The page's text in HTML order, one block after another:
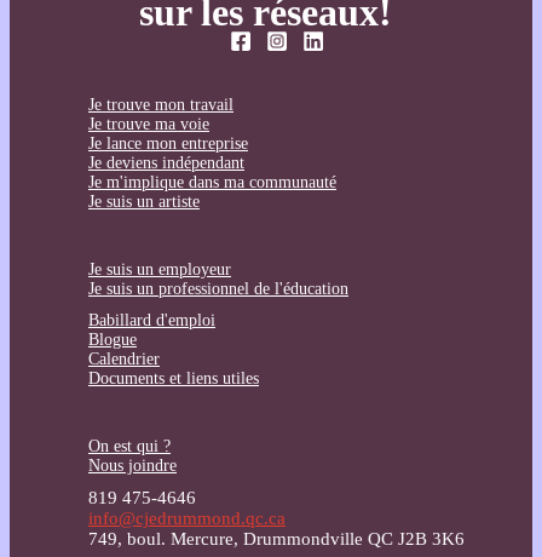
sur les réseaux!
Je trouve mon travail
Je trouve ma voie
Je lance mon entreprise
Je deviens indépendant
Je m'implique dans ma communauté
Je suis un artiste
Je suis un employeur
Je suis un professionnel de l'éducation
Babillard d'emploi
Blogue
Calendrier
Documents et liens utiles
On est qui ?
Nous joindre
819 475-4646
info@cjedrummond.qc.ca
749, boul. Mercure, Drummondville QC J2B 3K6